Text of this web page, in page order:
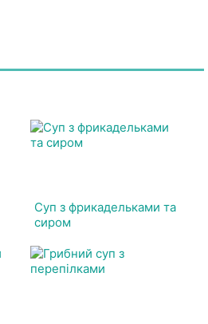
Суп з фрикадельками та
сиром